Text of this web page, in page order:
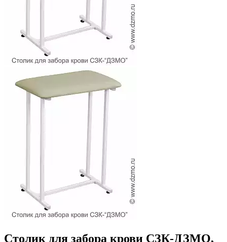
Столик для забора крови СЗК-ДЗМО,